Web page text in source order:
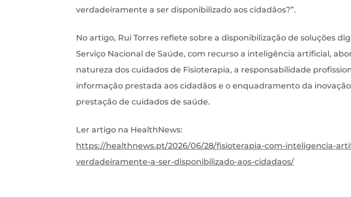
verdadeiramente a ser disponibilizado aos cidadãos?”.
No artigo, Rui Torres reflete sobre a disponibilização de soluções
Serviço Nacional de Saúde, com recurso a inteligência artificial,
natureza dos cuidados de Fisioterapia, a responsabilidade
informação prestada aos cidadãos e o enquadramento da
prestação de cuidados de saúde.
Ler artigo na HealthNews:
https://healthnews.pt/2026/06/28/fisioterapia-com-inteligencia-
verdadeiramente-a-ser-disponibilizado-aos-cidadaos/